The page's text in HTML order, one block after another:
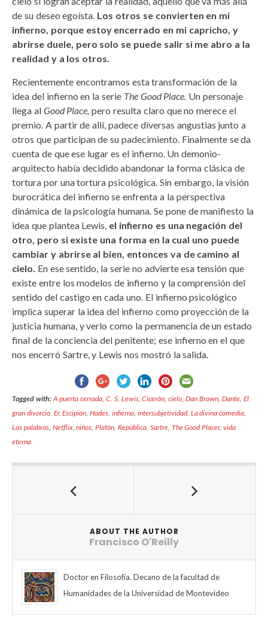
de su deseo egoísta. Los otros se convierten en mi
infierno, porque estoy encerrado en mi capricho, y
abrirse duele, pero solo se puede salir si me abro a la
realidad y a los otros.
Recientemente encontramos esta transformación de la
idea del infierno en la serie The Good Place. Un personaje
llega al Good Place,pero resulta claro que no merece el
premio. A partir de allí, padece diversas angustias junto a
otros que participan de su padecimiento. Finalmente se da
cuenta de que ese lugar es el infierno. Un demonio-
arquitecto había decidido abandonar la forma clásica de
tortura por una tortura psicológica. Sin embargo, la visión
burocrática del infierno se enfrenta a la perspectiva
dinámica de la psicología humana. Se pone de manifiesto la
idea que plantea Lewis, el infierno es una negación del
otro, pero si existe una forma en la cual uno puede
cambiar y abrirse al bien, entonces va de camino al
cielo. En ese sentido, la serie no advierte esa tensión que
existe entre los modelos de infierno y la comprensión del
sentido del castigo en cada uno. El infierno psicológico
implica superar la idea del infierno como proyección de la
justicia humana, y verlo como la permanencia de un estado
final de la conciencia del penitente; ese infierno en el que
nos encerró Sartre, y Lewis nos mostró la salida.
Tagged with:A puerta cerrada,C. S. Lewis,Cicerón,cielo,Dan Brown, Dante, El
gran divorcio, Er,Escipión,Hades,infierno, intersubjetividad, La divina comedia,
Las palabras, Netflix,niños,Platón,República, Sartre, The Good Placer,vida
eterna
ABOUT THE AUTHOR
Francisco O'Reilly
Doctor en Filosofía. Decano de la facultad de
Humanidades de la Universidad de Montevideo